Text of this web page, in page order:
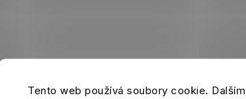
Tento web používá soubory cookie. Dalším